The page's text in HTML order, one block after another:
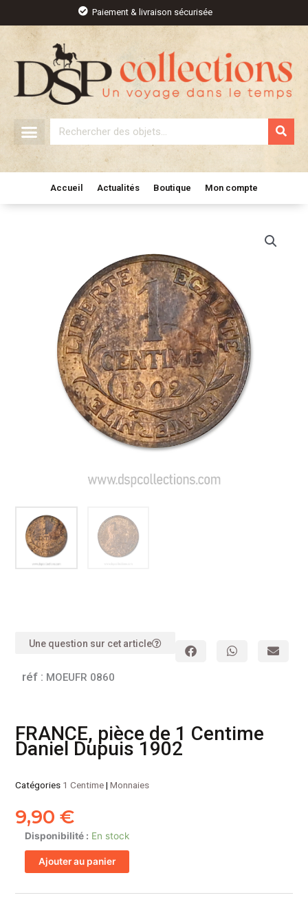
contenu
Paiement & livraison sécurisée
Rechercher
Accueil Actualités Boutique Mon compte
Une question sur cet article
réf : MOEUFR 0860
FRANCE, pièce de 1 Centime
Daniel Dupuis 1902
Catégories 1 Centime|Monnaies
9,90€
Disponibilité : En stock
quantité
de
FRANCE,
de
Ajouter au panier